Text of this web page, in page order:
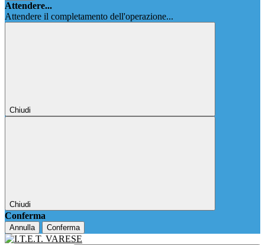
Attendere...
Attendere il completamento dell'operazione...
Chiudi
Chiudi
Conferma
Annulla Conferma